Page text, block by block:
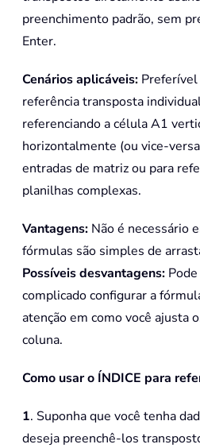
preenchimento padrão, sem
Enter.
Cenários aplicáveis: Preferível
referência transposta
referenciando a célula A1
horizontalmente (ou vice-
entradas de matriz ou para
planilhas complexas.
Vantagens: Não é necessário
fórmulas são simples de
Possíveis desvantagens:
complicado configurar a
atenção em como você ajusta
coluna.
Como usar o ÍNDICE para
1. Suponha que você tenha
deseja preenchê-los